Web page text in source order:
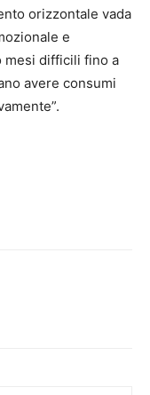
orizzontale vada
e
mesi difficili fino a
avere consumi